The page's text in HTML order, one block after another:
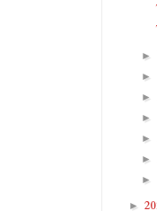
►
►
►
►
►
►
►
►